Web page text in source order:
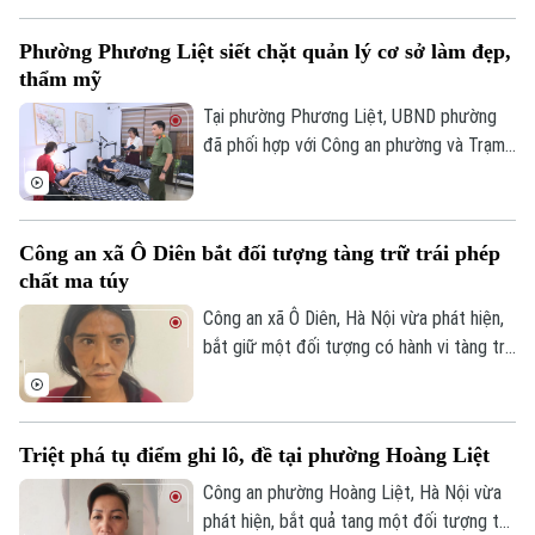
Sao
Điện ảnh
Thời trang
Âm nhạc
Hà Nội đang tăng cường tuần tra, kiểm
phạm.
Phường Phương Liệt siết chặt quản lý cơ sở làm đẹp,
thẩm mỹ
Tại phường Phương Liệt, UBND phường
đã phối hợp với Công an phường và Trạm
bàn nhằm kịp thời phát hiện, chấn chỉnh
cho người dân.
Công an xã Ô Diên bắt đối tượng tàng trữ trái phép
chất ma túy
Công an xã Ô Diên, Hà Nội vừa phát hiện,
bắt giữ một đối tượng có hành vi tàng trữ
khu vực ngã ba đường Thượng Hội - Tân
Lập.
Triệt phá tụ điểm ghi lô, đề tại phường Hoàng Liệt
Công an phường Hoàng Liệt, Hà Nội vừa
phát hiện, bắt quả tang một đối tượng tổ